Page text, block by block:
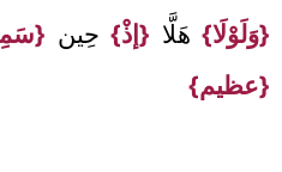
{وَلَوْلَا} هَلَّا {إذْ} حِين
{عظيم}